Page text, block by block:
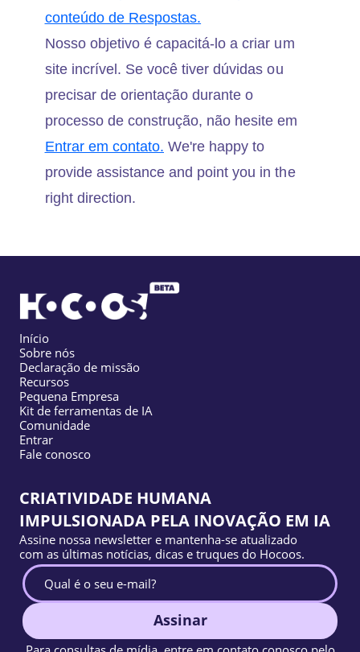
conteúdo de Respostas.
Nosso objetivo é capacitá-lo a criar um
site incrível. Se você tiver dúvidas ou
precisar de orientação durante o
processo de construção, não hesite em
Entrar em contato. We're happy to
provide assistance and point you in the
right direction.
Início
Sobre nós
Declaração de missão
Recursos
Pequena Empresa
Kit de ferramentas de IA
Comunidade
Entrar
Fale conosco
CRIATIVIDADE HUMANA
IMPULSIONADA PELA INOVAÇÃO EM IA
Assine nossa newsletter e mantenha-se atualizado
com as últimas notícias, dicas e truques do Hocoos.
Assinar